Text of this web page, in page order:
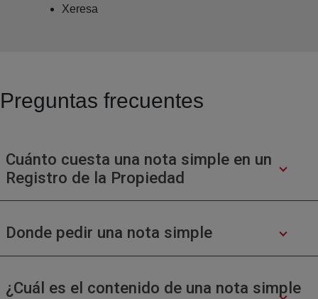
Xeresa
Preguntas frecuentes
Cuánto cuesta una nota simple en un
Registro de la Propiedad
Donde pedir una nota simple
¿Cuál es el contenido de una nota simple